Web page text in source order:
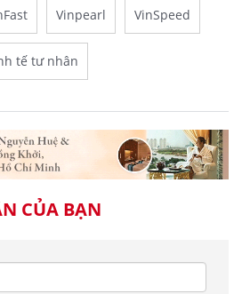
Vinpearl VinSpeed
tế tư nhân
CỦA BẠN